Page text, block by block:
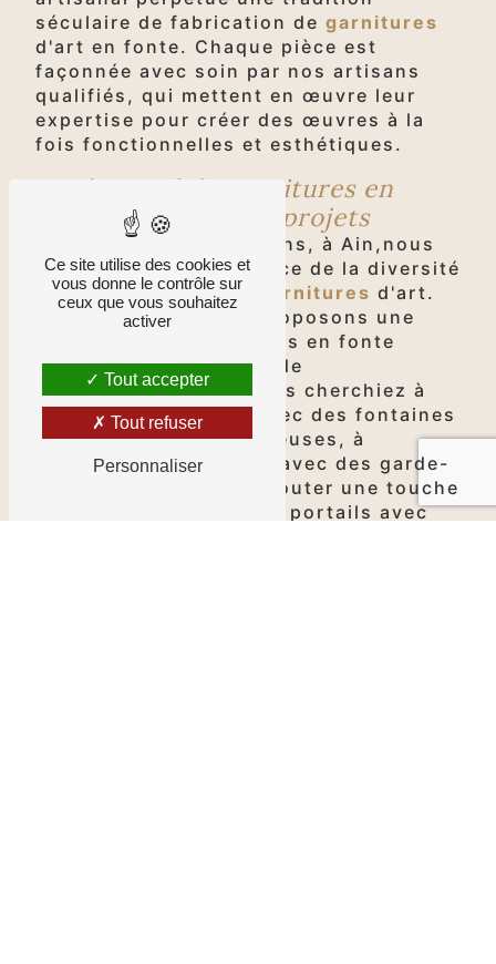
séculaire de fabrication de garnitures
d'art en fonte. Chaque pièce est
façonnée avec soin par nos artisans
qualifiés, qui mettent en œuvre leur
expertise pour créer des œuvres à la
fois fonctionnelles et esthétiques.
Un éventail de garnitures en
fonte pour tous les projets
Chez Fontes et Traditions, à Ain,nous
comprenons l'importance de la diversité
dans le domaine des
garnitures d'art.
C'est pourquoi nous proposons une
large sélection de pièces en fonte
adaptées à une multitude
d'applications. Que vous cherchiez à
embellir votre jardin avec des fontaines
et des statues majestueuses, à
sécuriser votre balcon avec des garde-
corps élégants, ou à ajouter une touche
de sophistication à vos portails avec
Ce site utilise des cookies et
vous donne le contrôle sur
ceux que vous souhaitez
activer
Tout accepter
Tout refuser
Personnaliser